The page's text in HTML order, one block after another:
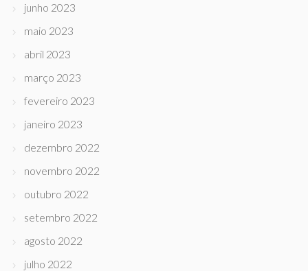
junho 2023
maio 2023
abril 2023
março 2023
fevereiro 2023
janeiro 2023
dezembro 2022
novembro 2022
outubro 2022
setembro 2022
agosto 2022
julho 2022